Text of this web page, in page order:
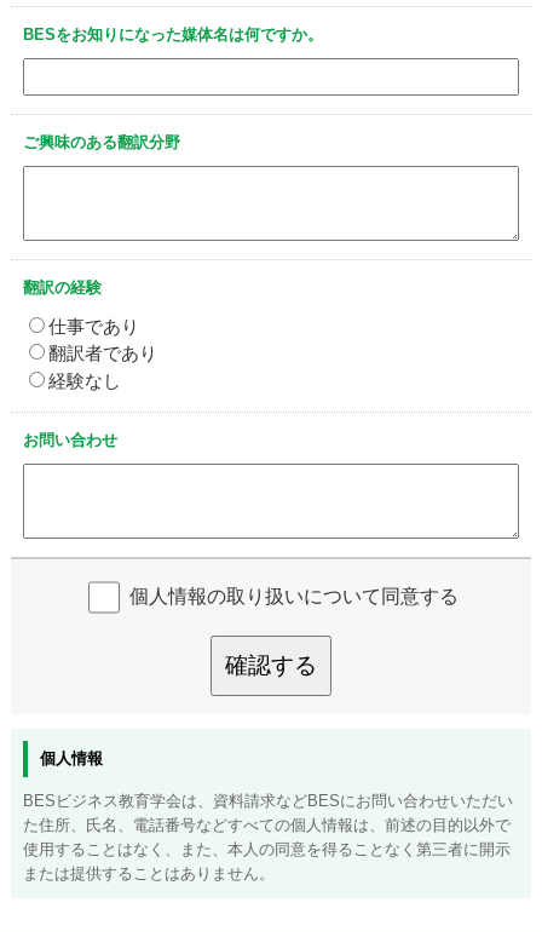
BESをお知りになった媒体名は何ですか。
ご興味のある翻訳分野
翻訳の経験
仕事であり
翻訳者であり
経験なし
お問い合わせ
個人情報の取り扱いについて同意する
確認する
個人情報
BESビジネス教育学会は、資料請求などBESにお問い合わせいただい
た住所、氏名、電話番号などすべての個人情報は、前述の目的以外で
使用することはなく、また、本人の同意を得ることなく第三者に開示
または提供することはありません。